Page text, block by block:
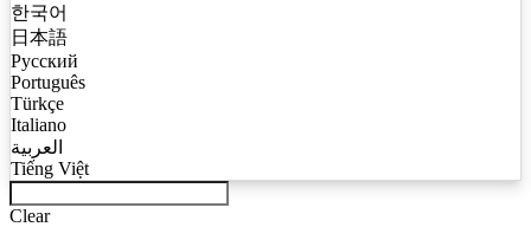
한국어
日本語
Русский
Português
Türkçe
Italiano
العربية
Tiếng Việt
Clear